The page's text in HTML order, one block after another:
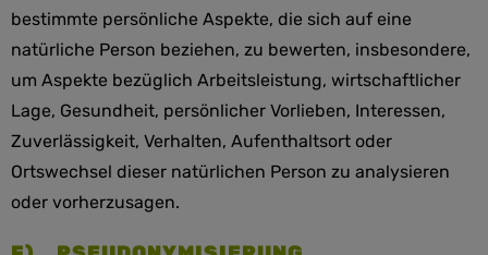
bestimmte persönliche Aspekte, die sich auf eine
natürliche Person beziehen, zu bewerten, insbesondere,
um Aspekte bezüglich Arbeitsleistung, wirtschaftlicher
Lage, Gesundheit, persönlicher Vorlieben, Interessen,
Zuverlässigkeit, Verhalten, Aufenthaltsort oder
Ortswechsel dieser natürlichen Person zu analysieren
oder vorherzusagen.